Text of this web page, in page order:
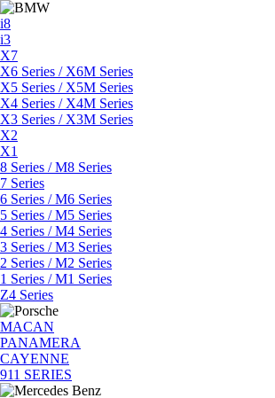
i8
i3
X7
X6 Series / X6M Series
X5 Series / X5M Series
X4 Series / X4M Series
X3 Series / X3M Series
X2
X1
8 Series / M8 Series
7 Series
6 Series / M6 Series
5 Series / M5 Series
4 Series / M4 Series
3 Series / M3 Series
2 Series / M2 Series
1 Series / M1 Series
Z4 Series
MACAN
PANAMERA
CAYENNE
911 SERIES